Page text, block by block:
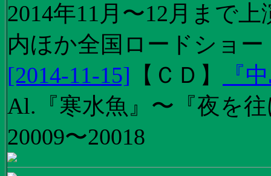
2014年11月〜12月まで
内ほか全国ロードショー
[2014-11-15] 【 ＣＤ 】
『
Al.『寒水魚』〜『夜を
20009〜20018